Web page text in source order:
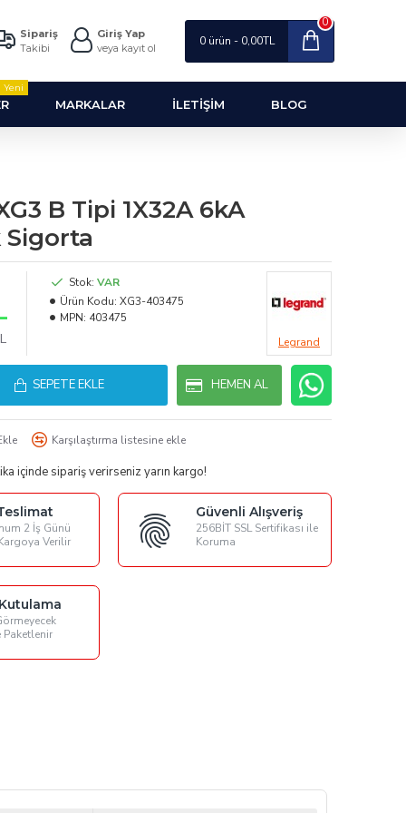
Sipariş
Takibi
Giriş Yap
veya kayıt ol
0 ürün - 0,00TL
0
Yeni
MARKALAR İLETIŞIM BLOG
B Tipi 1X32A 6kA
Stok: VAR
Ürün Kodu: XG3-403475
MPN: 403475
Legrand
SEPETE EKLE HEMEN AL
Karşılaştırma listesine ekle
2 İş Günü
Verilir
Güvenli Alışveriş
256BİT SSL Sertifikası ile
Koruma
Paketlenir
içinde sipariş verirseniz yarın kargo!